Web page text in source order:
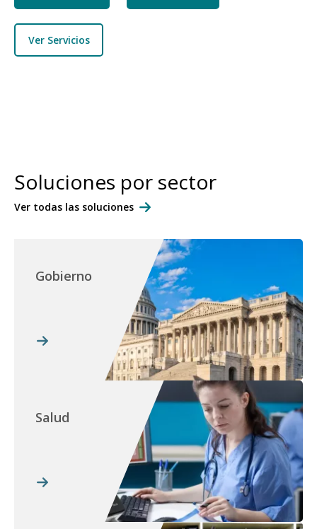
Ver Servicios
Soluciones por sector
Ver todas las soluciones
Gobierno
Salud